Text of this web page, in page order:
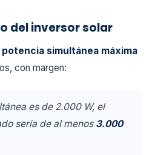
del inversor solar
potencia simultánea máxima
con margen:
es de 2.000 W, el
sería de al menos 3.000